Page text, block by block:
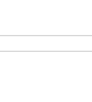
vous permet de